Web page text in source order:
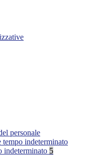
personale
tempo indeterminato
indeterminato 5